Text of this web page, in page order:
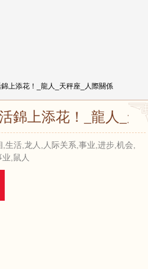
上添花！_龍人_天秤座_人際關係
錦上添花！_龍人_天
活,龙人,人际关系,事业,进步,机会,
,鼠人